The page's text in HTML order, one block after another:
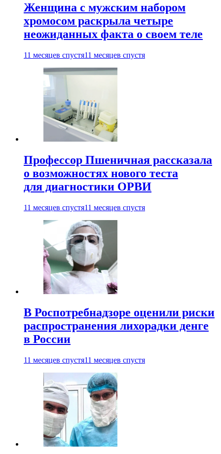
Женщина с мужским набором
хромосом раскрыла четыре
неожиданных факта о своем теле
11 месяцев спустя11 месяцев спустя
Профессор Пшеничная рассказала
о возможностях нового теста
для диагностики ОРВИ
11 месяцев спустя11 месяцев спустя
В Роспотребнадзоре оценили риски
распространения лихорадки денге
в России
11 месяцев спустя11 месяцев спустя